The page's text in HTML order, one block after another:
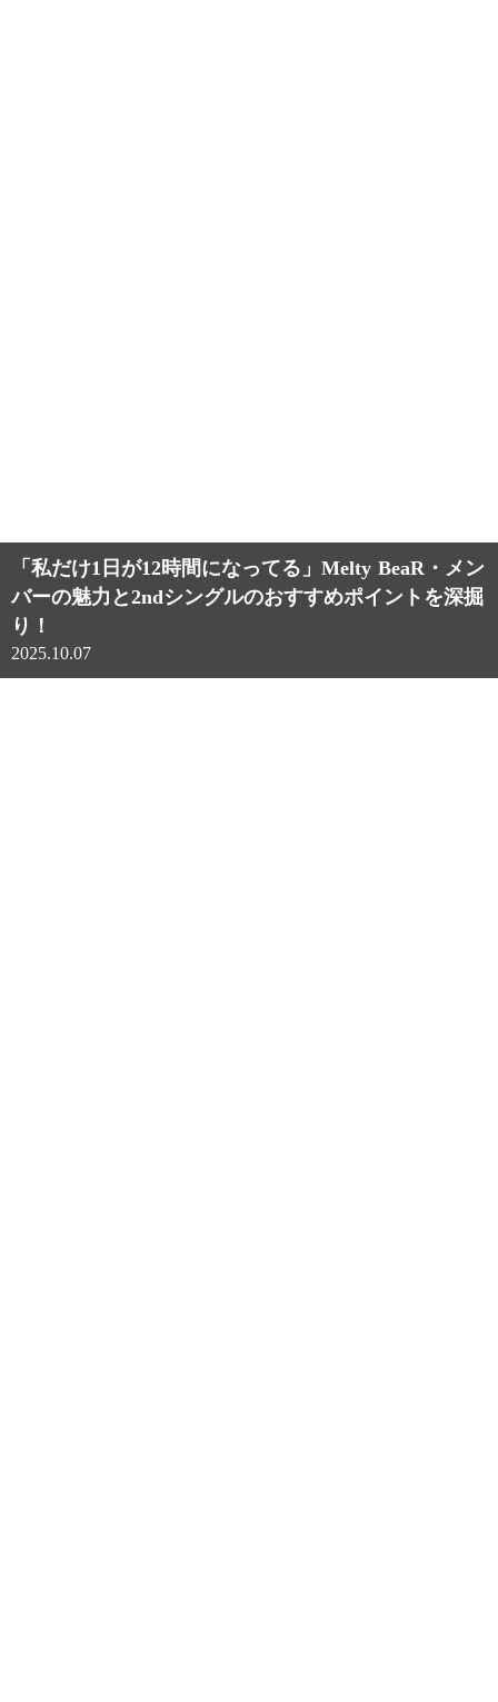
「私だけ1日が12時間になってる」Melty BeaR・メン
バーの魅力と2ndシングルのおすすめポイントを深掘
り！
2025.10.07